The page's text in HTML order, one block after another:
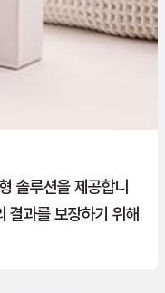
솔루션을 제공합니
결과를 보장하기 위해